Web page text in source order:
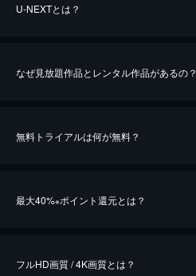
U-NEXTとは？
なぜ見放題作品とレンタル作品があるの？
無料トライアルは何が無料？
最大40%※ポイント還元とは？
フルHD画質 / 4K画質とは？